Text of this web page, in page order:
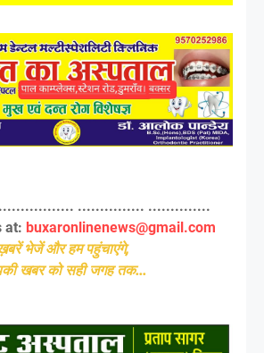
............... ..............
at: buxaronlinenews@gmail.com
भेजें और हम पहुंचाएंगे,
खबर को सही जगह तक...